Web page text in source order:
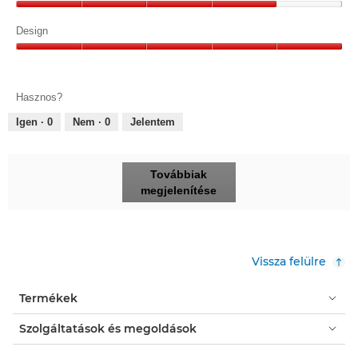
4/5
Design
Hasznos?
Igen · 0 Nem · 0 Jelentem
Továbbiak
megjelenítése
Vissza felülre
Termékek
Szolgáltatások és megoldások